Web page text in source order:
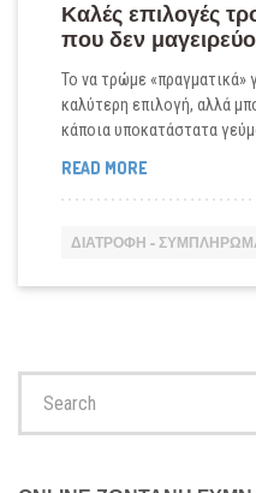
Καλές επιλογές
που δεν
To να τρώμε «πραγματικά»
καλύτερη επιλογή, αλλά
κάποια υποκατάστατα
READ MOREΚΑΛΈΣ
ΓΙΑ
ΔΙΑΤΡΟΦΉ -